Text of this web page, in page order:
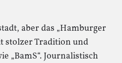
aber das „Hamburger
stolzer Tradition und
„BamS“. Journalistisch